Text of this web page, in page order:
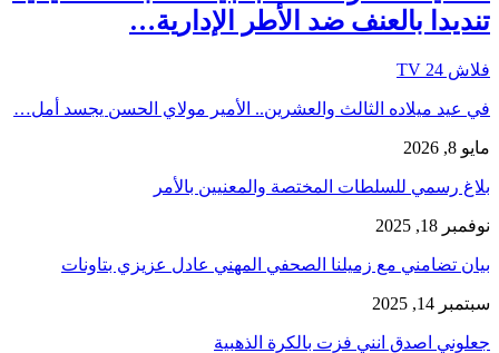
تنديدا بالعنف ضد الأطر الإدارية…
فلاش 24 TV
في عيد ميلاده الثالث والعشرين.. الأمير مولاي الحسن يجسد أمل…
مايو 8, 2026
بلاغ رسمي للسلطات المختصة والمعنيين بالأمر
نوفمبر 18, 2025
بيان تضامني مع زميلنا الصحفي المهني عادل عزيزي بتاونات
سبتمبر 14, 2025
جعلوني اصدق انني فزت بالكرة الذهبية